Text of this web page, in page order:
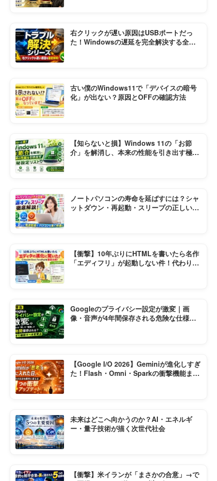
右クリックが遅い原因はUSBポートだっ
た！Windowsの遅延を完全解決する全手
古い僕のWindows11で「デバイスの暗号
化」が出ない？原因とOFFの確認方法
【知らないと損】Windows 11の「お節
介」を解消し、本来の性能を引き出す極秘
ノートパソコンの寿命を延ばすには？シャ
ットダウン・再起動・スリープの正しい使
【衝撃】10年ぶりにHTMLを書いたら名作
「エディフリ」が起動しない件！代わりの
Googleのプライバシー設定が激変｜画
像・音声が4年間保存される危険な仕様変
【Google I/O 2026】Geminiが進化しすぎ
た！Flash・Omni・Sparkの衝撃機能まと
未来はどこへ向かうのか？AI・エネルギ
ー・量子技術が描く次世代社会
【衝撃】米イランが「まさかの合意」→で